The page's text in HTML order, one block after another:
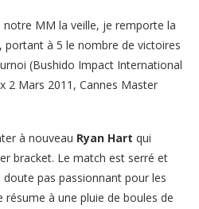
MM la veille, je remporte la
à 5 le nombre de victoires
(Bushido Impact International
2 Mars 2011, Cannes Master
à nouveau Ryan Hart qui
bracket. Le match est serré et
doute pas passionnant pour les
résume à une pluie de boules de